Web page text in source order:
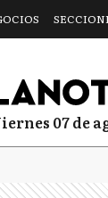
viernes 07 de